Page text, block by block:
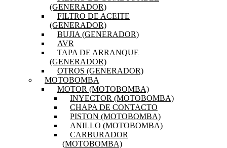
(GENERADOR)
FILTRO DE ACEITE
(GENERADOR)
BUJIA (GENERADOR)
AVR
TAPA DE ARRANQUE
(GENERADOR)
OTROS (GENERADOR)
MOTOBOMBA
MOTOR (MOTOBOMBA)
INYECTOR (MOTOBOMBA)
CHAPA DE CONTACTO
PISTON (MOTOBOMBA)
ANILLO (MOTOBOMBA)
CARBURADOR
(MOTOBOMBA)